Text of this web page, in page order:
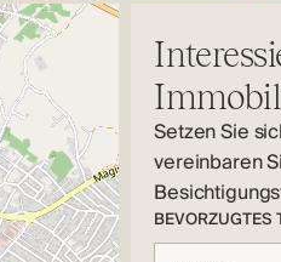
Setzen Sie
vereinbaren
BEVORZUGTES